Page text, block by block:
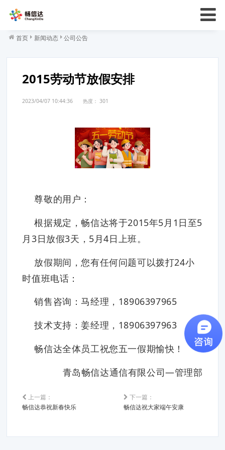
首页 新闻动态 公司公告
2015劳动节放假安排
2023/04/07 10:44:36 热度：301
尊敬的用户：
根据规定，畅信达将于2015年5月1日至5
月3日放假3天，5月4日上班。
放假期间，您有任何问题可以拨打24小
时值班电话：
销售咨询：马经理，18906397965
技术支持：姜经理，18906397963
畅信达全体员工祝您五一假期愉快！
青岛畅信达通信有限公司—管理部
上一篇：
畅信达恭祝新春快乐
下一篇：
畅信达祝大家端午安康